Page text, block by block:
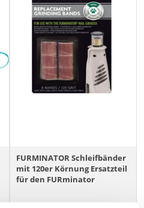
FURMINATOR Schleifbänder
mit 120er Körnung Ersatzteil
für den FURminator